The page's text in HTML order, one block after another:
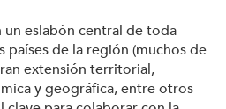
eslabón central de toda
países de la región (muchos de
extensión territorial,
y geográfica, entre otros